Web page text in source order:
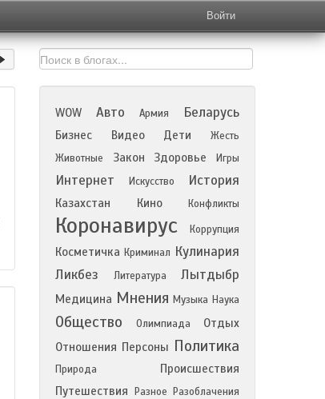
Войти
WOW Авто Армия Беларусь
Бизнес Видео Дети
Жесть
Животные
Закон Здоровье Игры
Интернет Искусство История
Казахстан Кино Конфликты
Коронавирус Коррупция
Косметичка Криминал Кулинария
Ликбез
Литература Лытдыбр
Медицина Мнения Музыка Наука
Общество Олимпиада
Отдых
Отношения Персоны Политика
Природа
Происшествия
Путешествия
Разное Разоблачения